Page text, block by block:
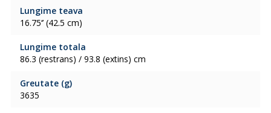
Lungime teava
16.75‘’ (42.5 cm)
Lungime totala
86.3 (restrans) / 93.8 (extins) cm
Greutate (g)
3635